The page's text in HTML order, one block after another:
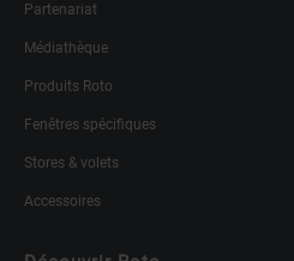
Partenariat
Médiathèque
Produits Roto
Fenêtres spécifiques
Stores & volets
Accessoires